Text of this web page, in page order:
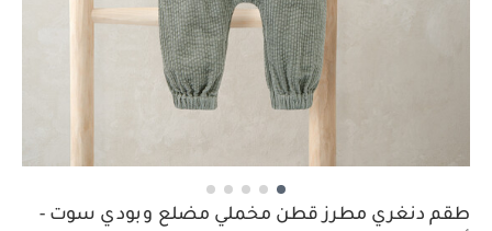
طقم دنغري مطرز قطن مخملي مضلع وبودي سوت -